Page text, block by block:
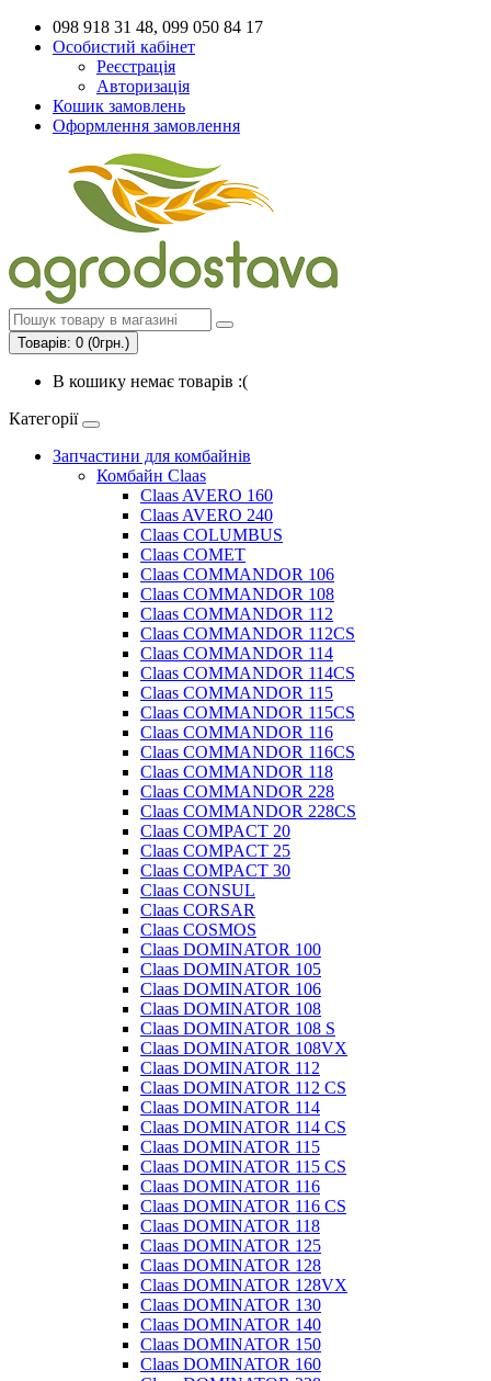
098 918 31 48, 099 050 84 17
Особистий кабінет
Реєстрація
Авторизація
Кошик замовлень
Оформлення замовлення
Товарів: 0 (0грн.)
В кошику немає товарів :(
Категорії
Запчастини для комбайнів
Комбайн Claas
Claas AVERO 160
Claas AVERO 240
Claas COLUMBUS
Claas COMET
Claas COMMANDOR 106
Claas COMMANDOR 108
Claas COMMANDOR 112
Claas COMMANDOR 112CS
Claas COMMANDOR 114
Claas COMMANDOR 114CS
Claas COMMANDOR 115
Claas COMMANDOR 115CS
Claas COMMANDOR 116
Claas COMMANDOR 116CS
Claas COMMANDOR 118
Claas COMMANDOR 228
Claas COMMANDOR 228CS
Claas COMPACT 20
Claas COMPACT 25
Claas COMPACT 30
Claas CONSUL
Claas CORSAR
Claas COSMOS
Claas DOMINATOR 100
Claas DOMINATOR 105
Claas DOMINATOR 106
Claas DOMINATOR 108
Claas DOMINATOR 108 S
Claas DOMINATOR 108VX
Claas DOMINATOR 112
Claas DOMINATOR 112 CS
Claas DOMINATOR 114
Claas DOMINATOR 114 CS
Claas DOMINATOR 115
Claas DOMINATOR 115 CS
Claas DOMINATOR 116
Claas DOMINATOR 116 CS
Claas DOMINATOR 118
Claas DOMINATOR 125
Claas DOMINATOR 128
Claas DOMINATOR 128VX
Claas DOMINATOR 130
Claas DOMINATOR 140
Claas DOMINATOR 150
Claas DOMINATOR 160